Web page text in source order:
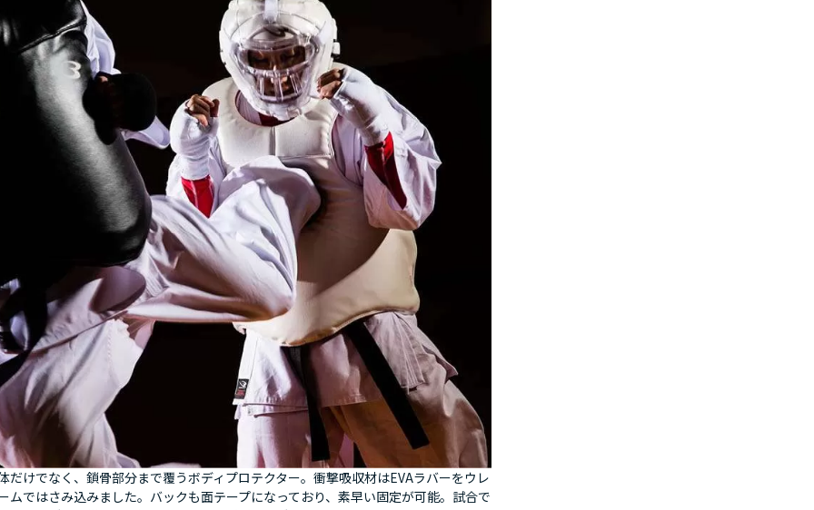
だけでなく、鎖骨部分まで覆うボディプロテクター。衝撃吸収材はEVAラバーをウレ
ムではさみ込みました。バックも面テープになっており、素早い固定が可能。試合で